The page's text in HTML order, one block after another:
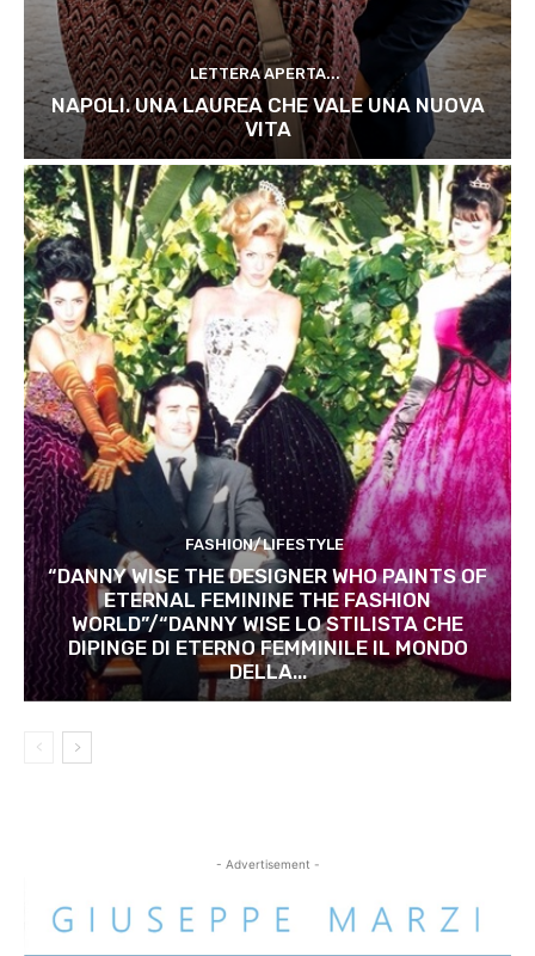
LETTERA APERTA...
NAPOLI. UNA LAUREA CHE VALE UNA NUOVA
VITA
FASHION/LIFESTYLE
“DANNY WISE THE DESIGNER WHO PAINTS OF
ETERNAL FEMININE THE FASHION
WORLD”/“DANNY WISE LO STILISTA CHE
DIPINGE DI ETERNO FEMMINILE IL MONDO
DELLA...
- Advertisement -